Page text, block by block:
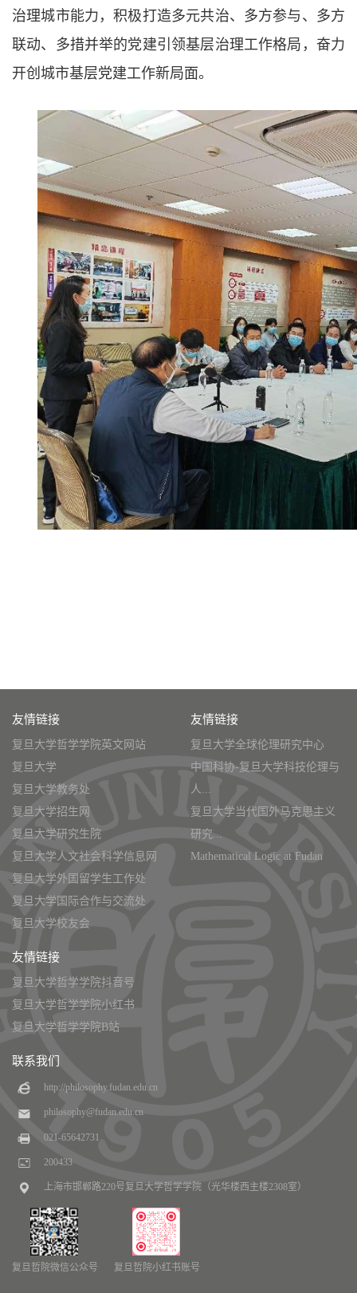
治理城市能力，积极打造多元共治、多方参与、多方
联动、多措并举的党建引领基层治理工作格局， 奋力
开创 城市基层党建工作新局面。
友情链接
复旦大学哲学学院英文网站
复旦大学
复旦大学教务处
复旦大学招生网
复旦大学研究生院
复旦大学人文社会科学信息网
复旦大学外国留学生工作处
复旦大学国际合作与交流处
复旦大学校友会
友情链接
复旦大学全球伦理研究中心
中国科协-复旦大学科技伦理与
人...
复旦大学当代国外马克思主义
研究...
Mathematical Logic at Fudan
友情链接
复旦大学哲学学院抖音号
复旦大学哲学学院小红书
复旦大学哲学学院B站
联系我们
http://philosophy.fudan.edu.cn
philosophy@fudan.edu.cn
021-65642731
200433
上海市邯郸路220号复旦大学哲学学院（光华楼西主楼2308室）
复旦哲院微信公众号 复旦哲院小红书账号